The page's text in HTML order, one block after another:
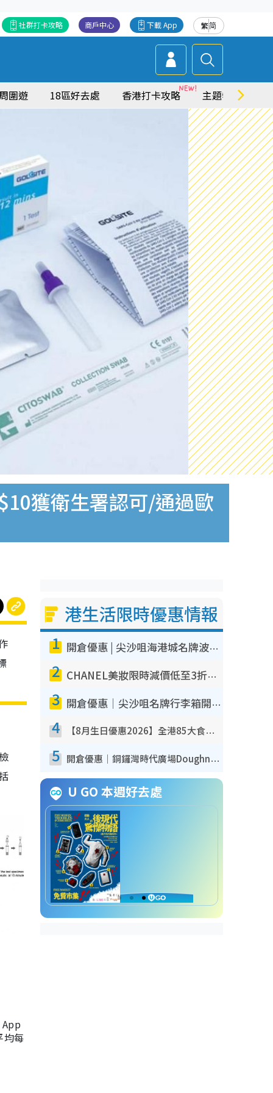
繁简
下載 App
商戶中心
社群打卡攻略
圍遊 18區好去處 香港打卡攻略 主題特集
獲衛生署認可/通過歐
均每
港生活限時優惠情報
1 開倉優惠 | 尖沙咀海港城名牌波鞋開倉低至1折！On鞋$899起／Joy&Peace鞋履$98起
2 CHANEL美妝限時減價低至3折！人氣粉底/唇膏/精華液低至$275！COCO香水都有平
3 開倉優惠｜尖沙咀名牌行李箱開倉低至4折！一連5日 American Tourister/ace./Hallmark $200起！
4 【8月生日優惠2026】全港85大食買玩著數攻略 自助餐/火鍋放題同行免費＋誠品/DONKI送現金券
5 開倉優惠｜銅鑼灣時代廣場Doughnut/Campo Marzio開倉低至1折！背囊、書包、手袋劈價$200起
U GO 本週好去處